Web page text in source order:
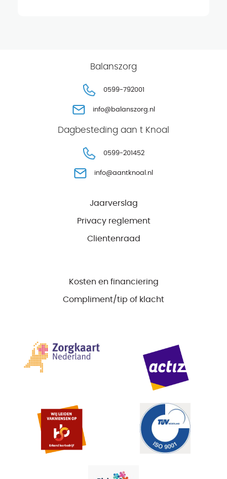
Balanszorg
0599-792001
info@balanszorg.nl
Dagbesteding aan t Knoal
0599-201452
info@aantknoal.nl
Jaarverslag
Privacy reglement
Clientenraad
Kosten en financiering
Compliment/tip of klacht